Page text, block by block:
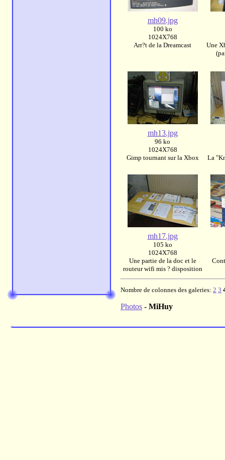
mh09.jpg
100 ko
1024X768
Arr?t de la Dreamcast
Une
mh13.jpg
96 ko
1024X768
Gimp tournant sur la Xbox
La
mh17.jpg
105 ko
1024X768
Une partie de la doc et le
routeur wifi mis ? disposition
Nombre de colonnes des galeries: 2 3
Photos - MiHuy